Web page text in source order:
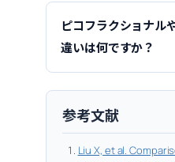
ピコフラクショナル
違いは何ですか？
参考文献
Liu X, et al.